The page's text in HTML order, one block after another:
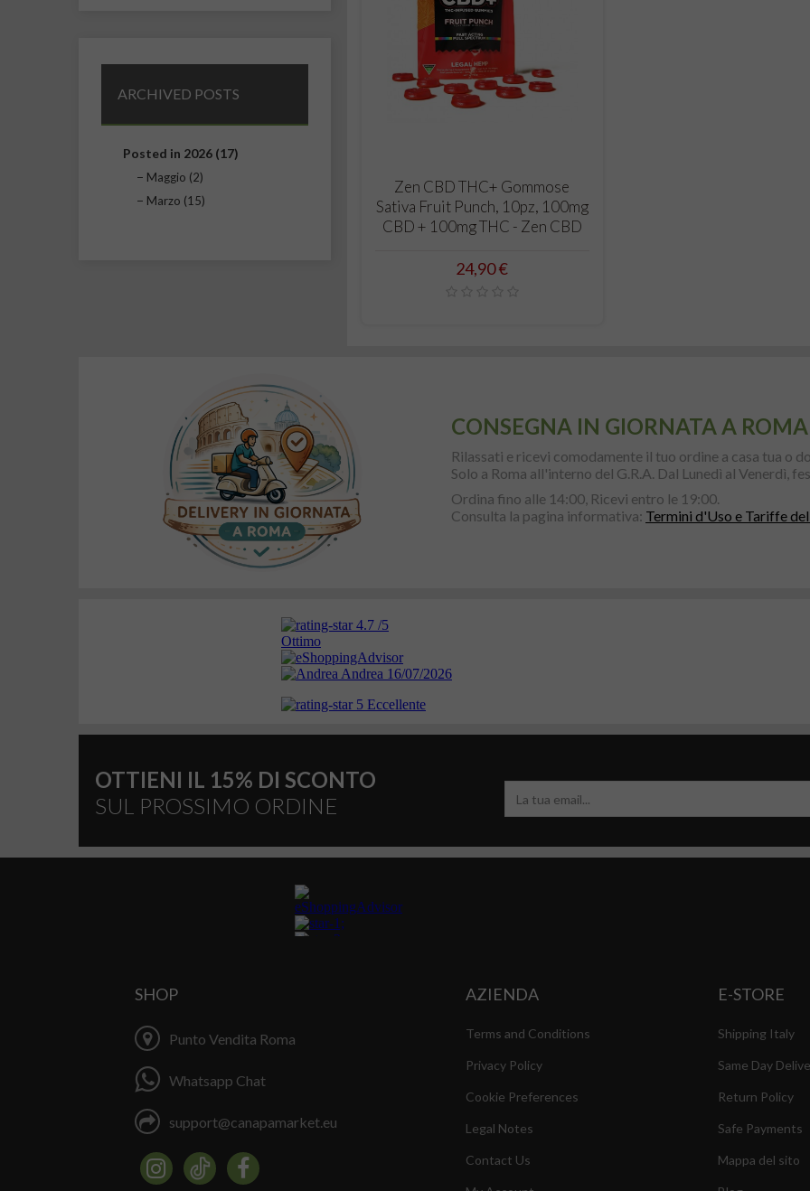
ARCHIVED POSTS
Posted in 2026 (17)
Maggio (2)
Marzo (15)
CARRELLO
Zen CBD THC+ Gommose
Sativa Fruit Punch, 10pz, 100mg
CBD + 100mg THC - Zen CBD
Prezzo
24,90 €
CONSEGNA IN GIORNATA A ROMA
Rilassati e ricevi comodamente il tuo ordine a casa tua o
Solo a Roma all'interno del G.R.A. Dal Lunedì al Venerdì,
Ordina fino alle 14:00, Ricevi entro le 19:00.
Consulta la pagina informativa: Termini d'Uso e Tariffe
OTTIENI IL 15% DI SCONTO
SUL PROSSIMO ORDINE
SHOP
Punto Vendita Roma
Whatsapp Chat
support@canapamarket.eu
AZIENDA
Terms and Conditions
Privacy Policy
Cookie Preferences
Legal Notes
Contact Us
E-STORE
Shipping Italy
Same Day
Return Policy
Safe Payments
Mappa del sito